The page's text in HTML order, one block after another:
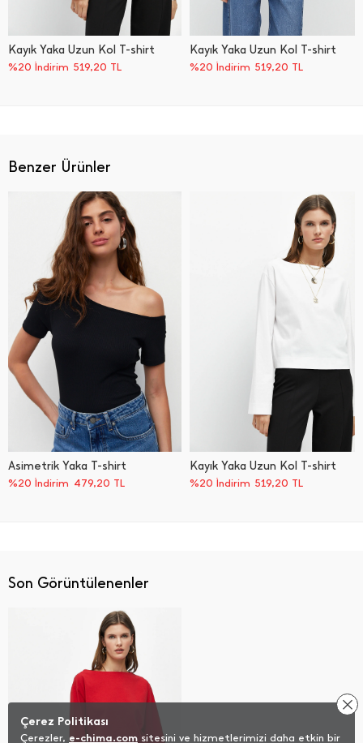
Benzer Ürünler
Asimetrik Yaka T-shirt
%20 İndirim 479,20 TL
Kayık Yaka Uzun Kol T-shirt
%20 İndirim 519,20 TL
Kayık Yaka Uzun Kol T-shirt
%20 İndirim 519,20 TL
Kayık Yaka Uzun Kol T-shirt
%20 İndirim 519,20 TL
Son Görüntülenenler
Çerez Politikası
Çerezler, e-chima.com sitesini ve hizmetlerimizi daha etkin bir